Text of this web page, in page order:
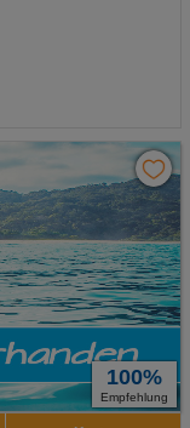
100%
Empfehlung